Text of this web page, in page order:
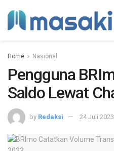
Home Nasional
Pengguna
Saldo Lewat
by Redaksi 24 Juli 2023